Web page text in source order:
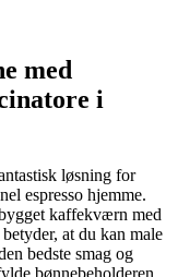
med
i
løsning for
espresso hjemme.
kaffekværn med
at du kan male
bedste smag og
bønnebeholderen